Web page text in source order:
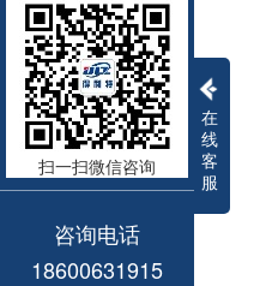
在
线
客
服
扫一扫微信咨询
咨询电话
18600631915